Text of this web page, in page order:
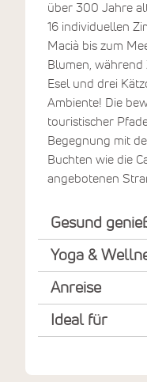
Hier leben Sie im
Natur: die Finca
regenerativen
Solarzellen
geschieht, ist mehr
ist eine Einladung
sich selbst
über 300 Jahre
16 individuellen
Macià bis zum
Blumen, während
Esel und drei
Ambiente! Die
touristischer
Begegnung mit
Buchten wie die
angebotenen
Gesund
Yoga &
Anreise
Ideal für